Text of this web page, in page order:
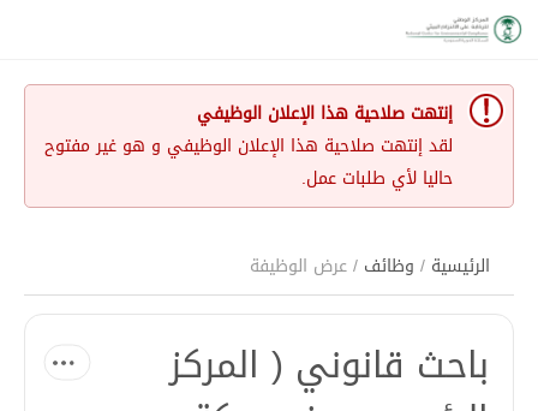
إنتهت صلاحية هذا الإعلان الوظيفي
لقد إنتهت صلاحية هذا الإعلان الوظيفي و هو غير مفتوح
حاليا لأي طلبات عمل.
الرئيسية / وظائف / عرض الوظيفة
باحث قانوني ( المركز